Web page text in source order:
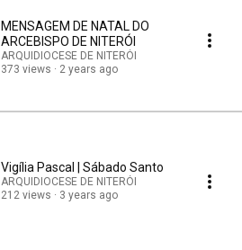
MENSAGEM DE NATAL DO
ARCEBISPO DE NITERÓI
ARQUIDIOCESE DE NITERÓI
373 views
2 years ago
Vigília Pascal | Sábado Santo
ARQUIDIOCESE DE NITERÓI
212 views
3 years ago